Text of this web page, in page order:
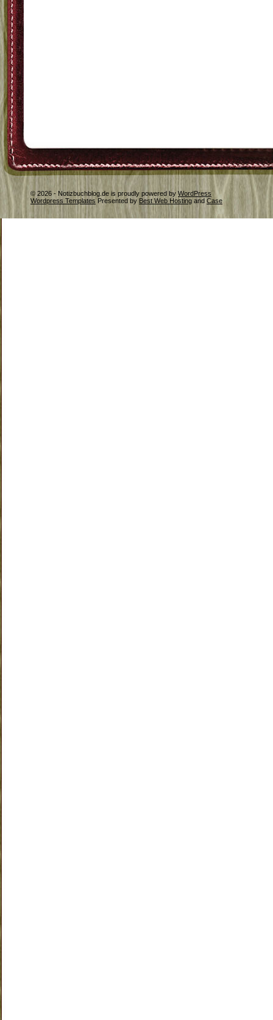
© 2026 - Notizbuchblog.de is proudly powered by WordPress
Wordpress Templates Presented by Best Web Hosting and Case